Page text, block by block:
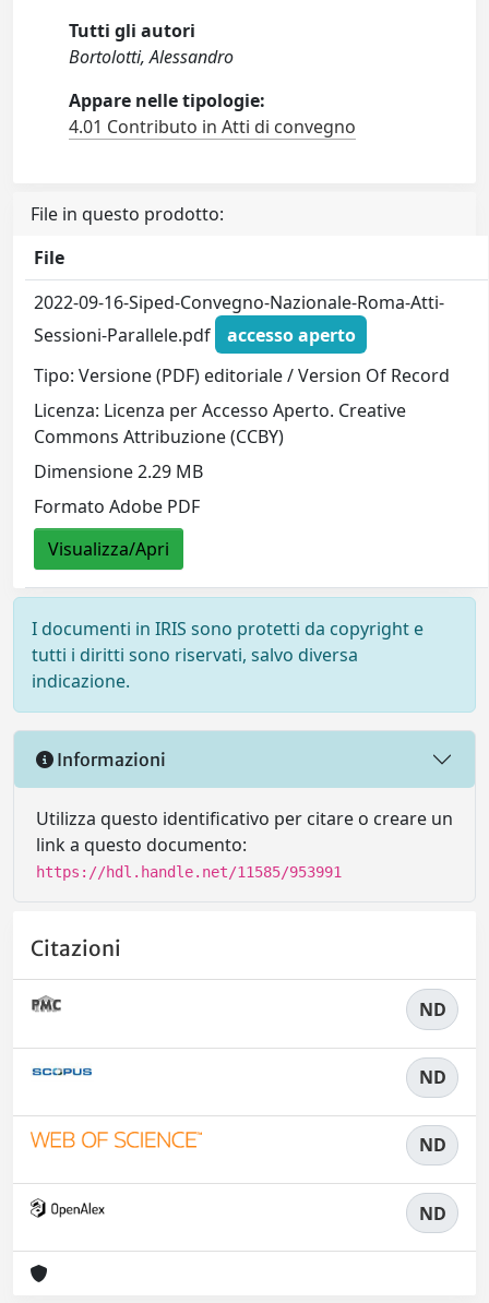
Tutti gli autori
Bortolotti, Alessandro
Appare nelle tipologie:
4.01 Contributo in Atti di convegno
File in questo prodotto:
File
2022-09-16-Siped-Convegno-Nazionale-Roma-Atti-
Sessioni-Parallele.pdf
accesso aperto
Tipo: Versione (PDF) editoriale / Version Of Record
Licenza: Licenza per Accesso Aperto. Creative
Commons Attribuzione (CCBY)
Dimensione 2.29 MB
Formato Adobe PDF
Visualizza/Apri
I documenti in IRIS sono protetti da copyright e
tutti i diritti sono riservati, salvo diversa
indicazione.
Informazioni
Utilizza questo identificativo per citare o creare un
link a questo documento:
https://hdl.handle.net/11585/953991
Citazioni
ND
ND
ND
ND